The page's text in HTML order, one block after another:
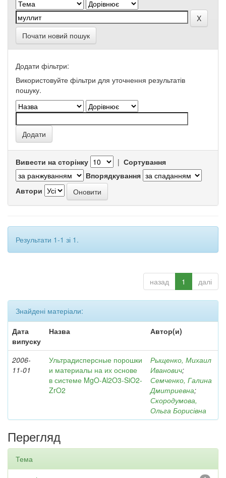
Почати новий пошук
Додати фільтри:
Використовуйте фільтри для уточнення результатів
пошуку.
Вивести на сторінку | Сортування
Впорядкування
Автори
Результати 1-1 зі 1.
назад 1 далі
Знайдені матеріали:
Дата
випуску
Назва Автор(и)
2006-
11-01
Ультрадисперсные порошки
и материалы на их основе
в системе MgO-Al2O3-SiO2-
ZrO2
Рыщенко, Михаил
Иванович;
Семченко, Галина
Дмитриевна;
Скородумова,
Ольга Борисівна
Перегляд
Тема